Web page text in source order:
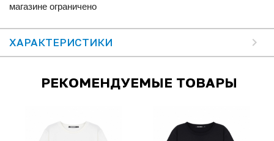
магазине ограничено
ХАРАКТЕРИСТИКИ
РЕКОМЕНДУЕМЫЕ ТОВАРЫ